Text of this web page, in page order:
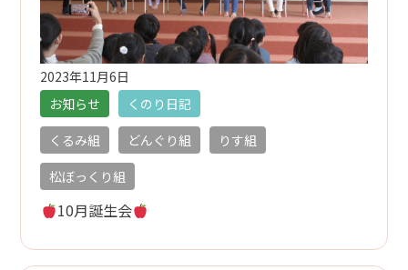
2023年11月6日
お知らせ
くのり日記
くるみ組
どんぐり組
りす組
松ぼっくり組
10月誕生会